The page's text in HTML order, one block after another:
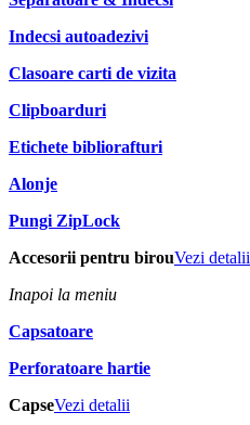
Indecsi autoadezivi
Clasoare carti de vizita
Clipboarduri
Etichete bibliorafturi
Alonje
Pungi ZipLock
Accesorii pentru birouVezi detalii
Inapoi la meniu
Capsatoare
Perforatoare hartie
CapseVezi detalii